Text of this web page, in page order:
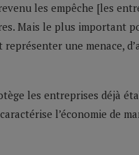
les empêche [les
Mais le plus important
une menace,
les entreprises déjà
l’économie de